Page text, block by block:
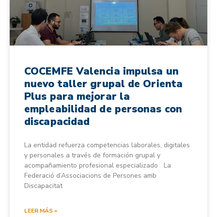
COCEMFE Valencia impulsa un
nuevo taller grupal de Orienta
Plus para mejorar la
empleabilidad de personas con
discapacidad
La entidad refuerza competencias laborales, digitales
y personales a través de formación grupal y
acompañamiento profesional especializado La
Federació d’Associacions de Persones amb
Discapacitat
LEER MÁS »